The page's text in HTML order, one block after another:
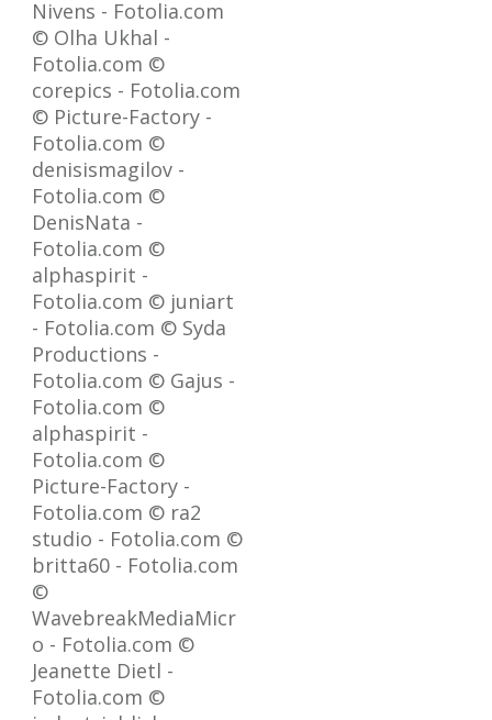
Nivens - Fotolia.com
© Olha Ukhal -
Fotolia.com ©
corepics - Fotolia.com
© Picture-Factory -
Fotolia.com ©
denisismagilov -
Fotolia.com ©
DenisNata -
Fotolia.com ©
alphaspirit -
Fotolia.com © juniart
- Fotolia.com © Syda
Productions -
Fotolia.com © Gajus -
Fotolia.com ©
alphaspirit -
Fotolia.com ©
Picture-Factory -
Fotolia.com © ra2
studio - Fotolia.com ©
britta60 - Fotolia.com
©
WavebreakMediaMicr
o - Fotolia.com ©
Jeanette Dietl -
Fotolia.com ©